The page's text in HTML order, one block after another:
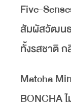
Five-
สัมผัสวัฒน
ทั้งรสชาติ
Matcha
BONCHA